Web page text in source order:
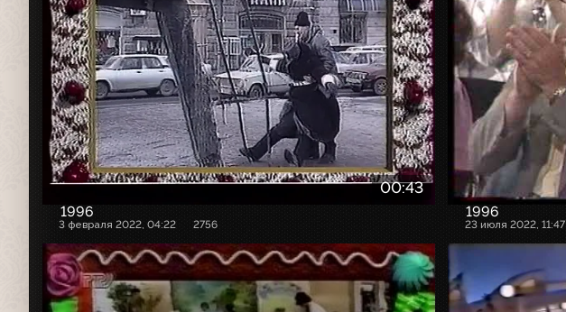
00:43
1996
3 февраля 2022, 04:22 2756
1996
23 июля 2022, 11:47